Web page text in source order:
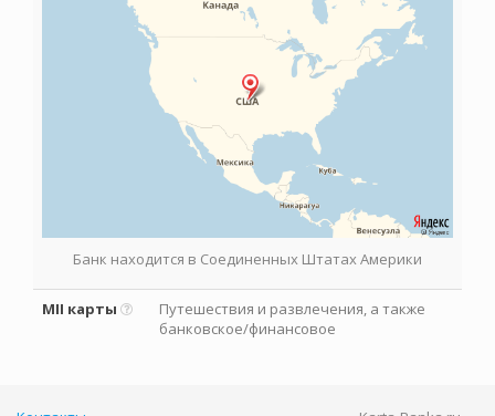
Банк находится в Соединенных Штатах Америки
MII карты
Путешествия и развлечения, а также
банковское/финансовое